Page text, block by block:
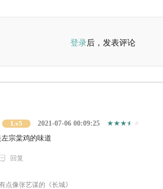
登录后，发表评论
Lv5
2021-07-06 00:09:25
宗棠鸡的味道
回复
点像张艺谋的《长城》